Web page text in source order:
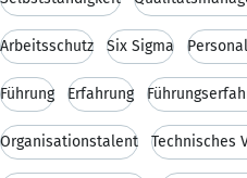
Arbeitsschutz Six Sigma
Führung Erfahrung
Organisationstalent Technisches